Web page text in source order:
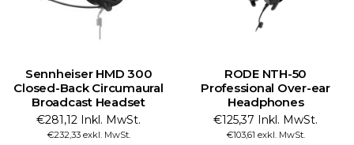
Sennheiser HMD 300
Closed-Back Circumaural
Broadcast Headset
€281,12 Inkl. MwSt.
€232,33 exkl. MwSt.
RODE NTH-50
Professional Over-ear
Headphones
€125,37 Inkl. MwSt.
€103,61 exkl. MwSt.